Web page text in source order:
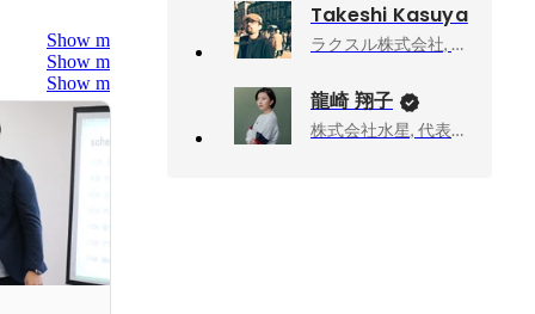
Show more
Show more
Show more
Takeshi Kasuya
ラクスル株式会社, テクノロジー本部 ラクスル事業システム統括部 MBS開発部 部長
龍崎 翔子
株式会社水星, 代表取締役